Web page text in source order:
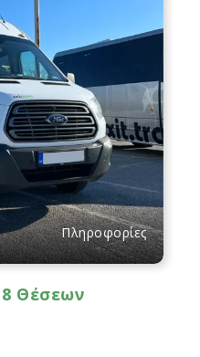
Πληροφορίες
Θέσεων